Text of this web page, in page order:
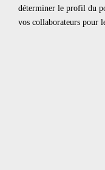
déterminer le profil du
vos collaborateurs pour